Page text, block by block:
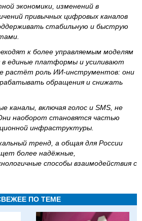
экономики, изменений в
привычных цифровых каналов
стабильную и быструю
к более управляемым моделям
единые платформы и усиливают
растёт роль ИИ-инструментов: они
обращения и снижать
каналы, включая голос и SMS, не
наоборот становятся частью
инфраструктуры.
тренд, а общая для России
более надёжные,
способы взаимодействия с
ПО ТЕМЕ